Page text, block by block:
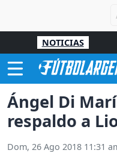
NOTICIAS
Ángel Di
respaldo a
Dom, 26 Ago 2018 11:31